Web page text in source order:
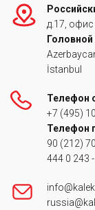
Диа Лок
Локмарт
д.17, офис
İstanbul
Телефон
+7 (495)
Телефон
90 (212)
444 0 243 -